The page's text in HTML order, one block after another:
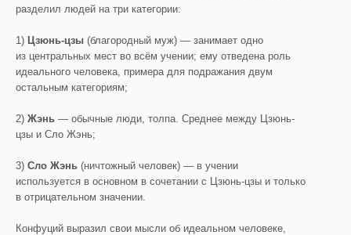
разделил людей на три категории:
1) Цзюнь-цзы (благородный муж) — занимает одно
из центральных мест во всём учении; ему отведена роль
идеального человека, примера для подражания двум
остальным категориям;
2) Жэнь — обычные люди, толпа. Среднее между Цзюнь-
цзы и Сло Жэнь;
3) Сло Жэнь (ничтожный человек) — в учении
используется в основном в сочетании с Цзюнь-цзы и только
в отрицательном значении.
Конфуций выразил свои мысли об идеальном человеке,